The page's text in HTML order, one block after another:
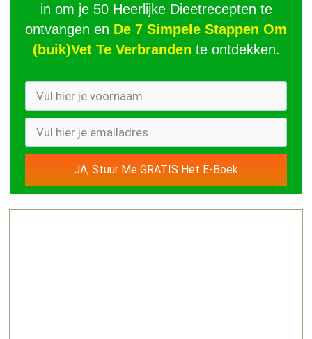
in om je 50 Heerlijke Dieetrecepten te
ontvangen en De 7 Simpele Stappen Om
(buik)Vet Te Verbranden te ontdekken.
JA, Stuur Me GRATIS Het E-Boek